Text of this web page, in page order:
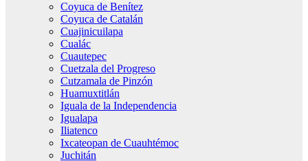
Coyuca de Benítez
Coyuca de Catalán
Cuajinicuilapa
Cualác
Cuautepec
Cuetzala del Progreso
Cutzamala de Pinzón
Huamuxtitlán
Iguala de la Independencia
Igualapa
Iliatenco
Ixcateopan de Cuauhtémoc
Juchitán